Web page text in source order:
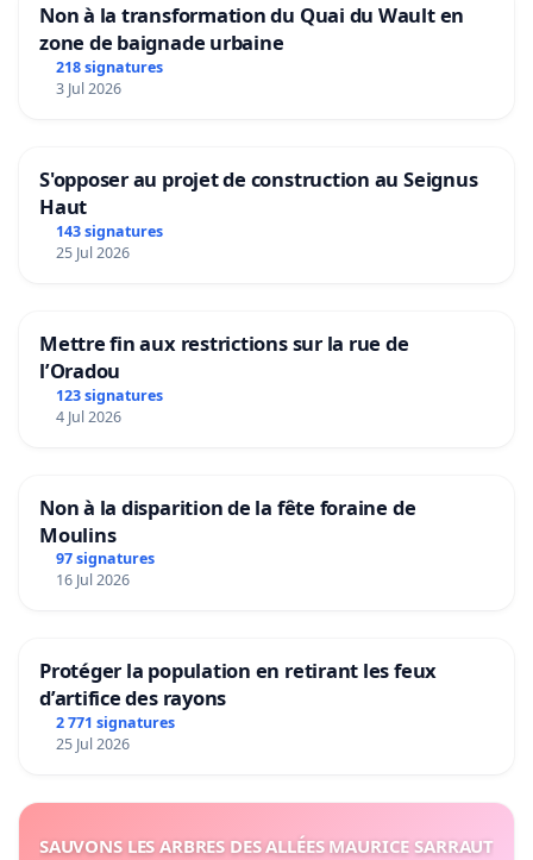
Non à la transformation du Quai du Wault en
zone de baignade urbaine
218 signatures
3 Jul 2026
S'opposer au projet de construction au Seignus
Haut
143 signatures
25 Jul 2026
Mettre fin aux restrictions sur la rue de
l’Oradou
123 signatures
4 Jul 2026
Non à la disparition de la fête foraine de
Moulins
97 signatures
16 Jul 2026
Protéger la population en retirant les feux
d’artifice des rayons
2 771 signatures
25 Jul 2026
SAUVONS LES ARBRES DES ALLÉES MAURICE SARRAUT